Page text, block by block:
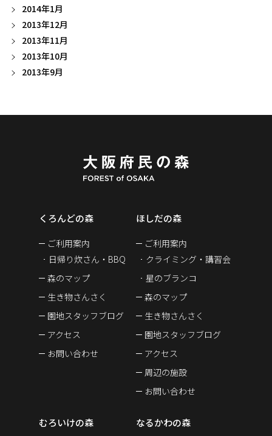
2014年1月
2013年12月
2013年11月
2013年10月
2013年9月
くろんどの森
ご利用案内
日帰り炊さん・BBQ
森のマップ
生き物さんさく
園地スタッフブログ
アクセス
お問い合わせ
ほしだの森
ご利用案内
クライミング・講習会
星のブランコ
森のマップ
生き物さんさく
園地スタッフブログ
アクセス
周辺の施設
お問い合わせ
むろいけの森 なるかわの森